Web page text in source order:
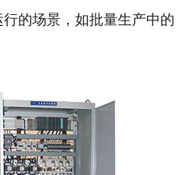
的场景，如批量生产中的